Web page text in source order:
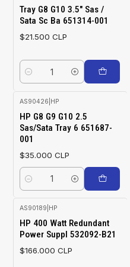
Tray G8 G10 3.5" Sas /
Sata Sc Ba 651314-001
$21.500 CLP
Cantidad
AS90426 HP
HP G8 G9 G10 2.5
Sas/Sata Tray 6 651687-
001
$35.000 CLP
Cantidad
AS90189 HP
HP 400 Watt Redundant
Power Suppl 532092-B21
$166.000 CLP